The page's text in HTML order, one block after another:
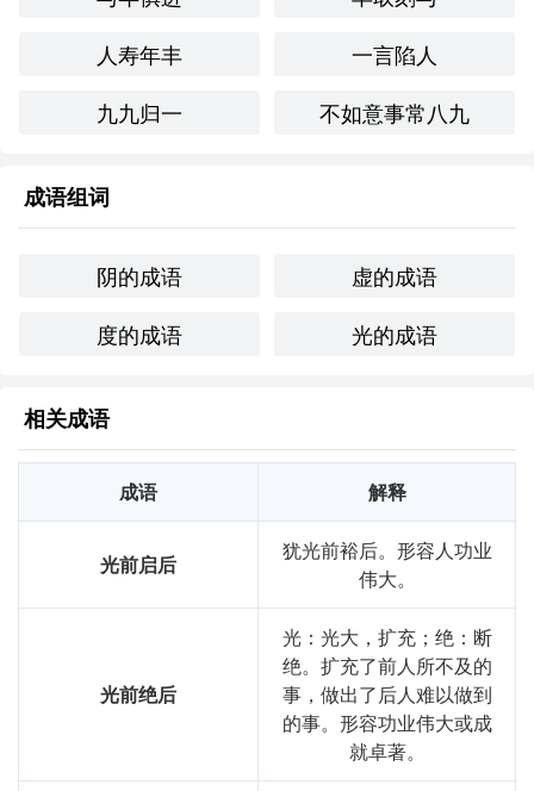
愿把时光珍惜去，
追求理想不再闲。
跨文化比较
在英语中，有类似的表达如“time flies”或“wasting time”，但
强调对时间浪费的内疚感，而英语表达则可能更多地反映时
反思与总结
通过对“光阴虚度”的全面分析，我意识到它不仅是一个成
语，更是一种生活态度的体现。在学*和表达中，珍惜时
间、有效利用时间是我需要不断反思与实践的目标。这个成
语提醒我在生活中保持积极向上，努力创造价值。
基础信息
"作宾语、定语；用于慨叹等"
人寿年丰
一言陷人
九九归一
不如意事常八九
成语组词
阴的成语
虚的成语
度的成语
光的成语
相关成语
成语 解释
光前启后
犹光前裕后。形容人功业
伟大。
光前绝后
光：光大，扩充；绝：断
绝。扩充了前人所不及的
事，做出了后人难以做到
的事。形容功业伟大或成
就卓著。